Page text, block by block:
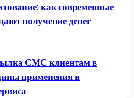
как современные
получение денег
СМС клиентам в
применения и